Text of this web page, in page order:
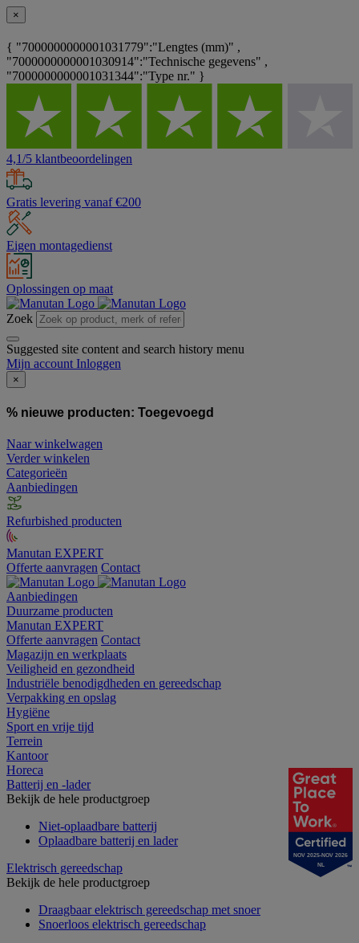
×
{ "7000000000001031779":"Lengtes (mm)" ,
"7000000000001030914":"Technische gegevens" ,
"7000000000001031344":"Type nr." }
4,1/5 klantbeoordelingen
Gratis levering vanaf €200
Eigen montagedienst
Oplossingen op maat
Zoek
Suggested site content and search history menu
Mijn account Inloggen
×
% nieuwe producten: Toegevoegd
Naar winkelwagen
Verder winkelen
Categorieën
Aanbiedingen
Refurbished producten
Manutan EXPERT
Offerte aanvragen Contact
Aanbiedingen
Duurzame producten
Manutan EXPERT
Offerte aanvragen Contact
Magazijn en werkplaats
Veiligheid en gezondheid
Industriële benodigdheden en gereedschap
Verpakking en opslag
Hygiëne
Sport en vrije tijd
Terrein
Kantoor
Horeca
Batterij en -lader
Bekijk de hele productgroep
Niet-oplaadbare batterij
Oplaadbare batterij en lader
Elektrisch gereedschap
Bekijk de hele productgroep
Draagbaar elektrisch gereedschap met snoer
Snoerloos elektrisch gereedschap
NOV 2025-NOV 2026
NL